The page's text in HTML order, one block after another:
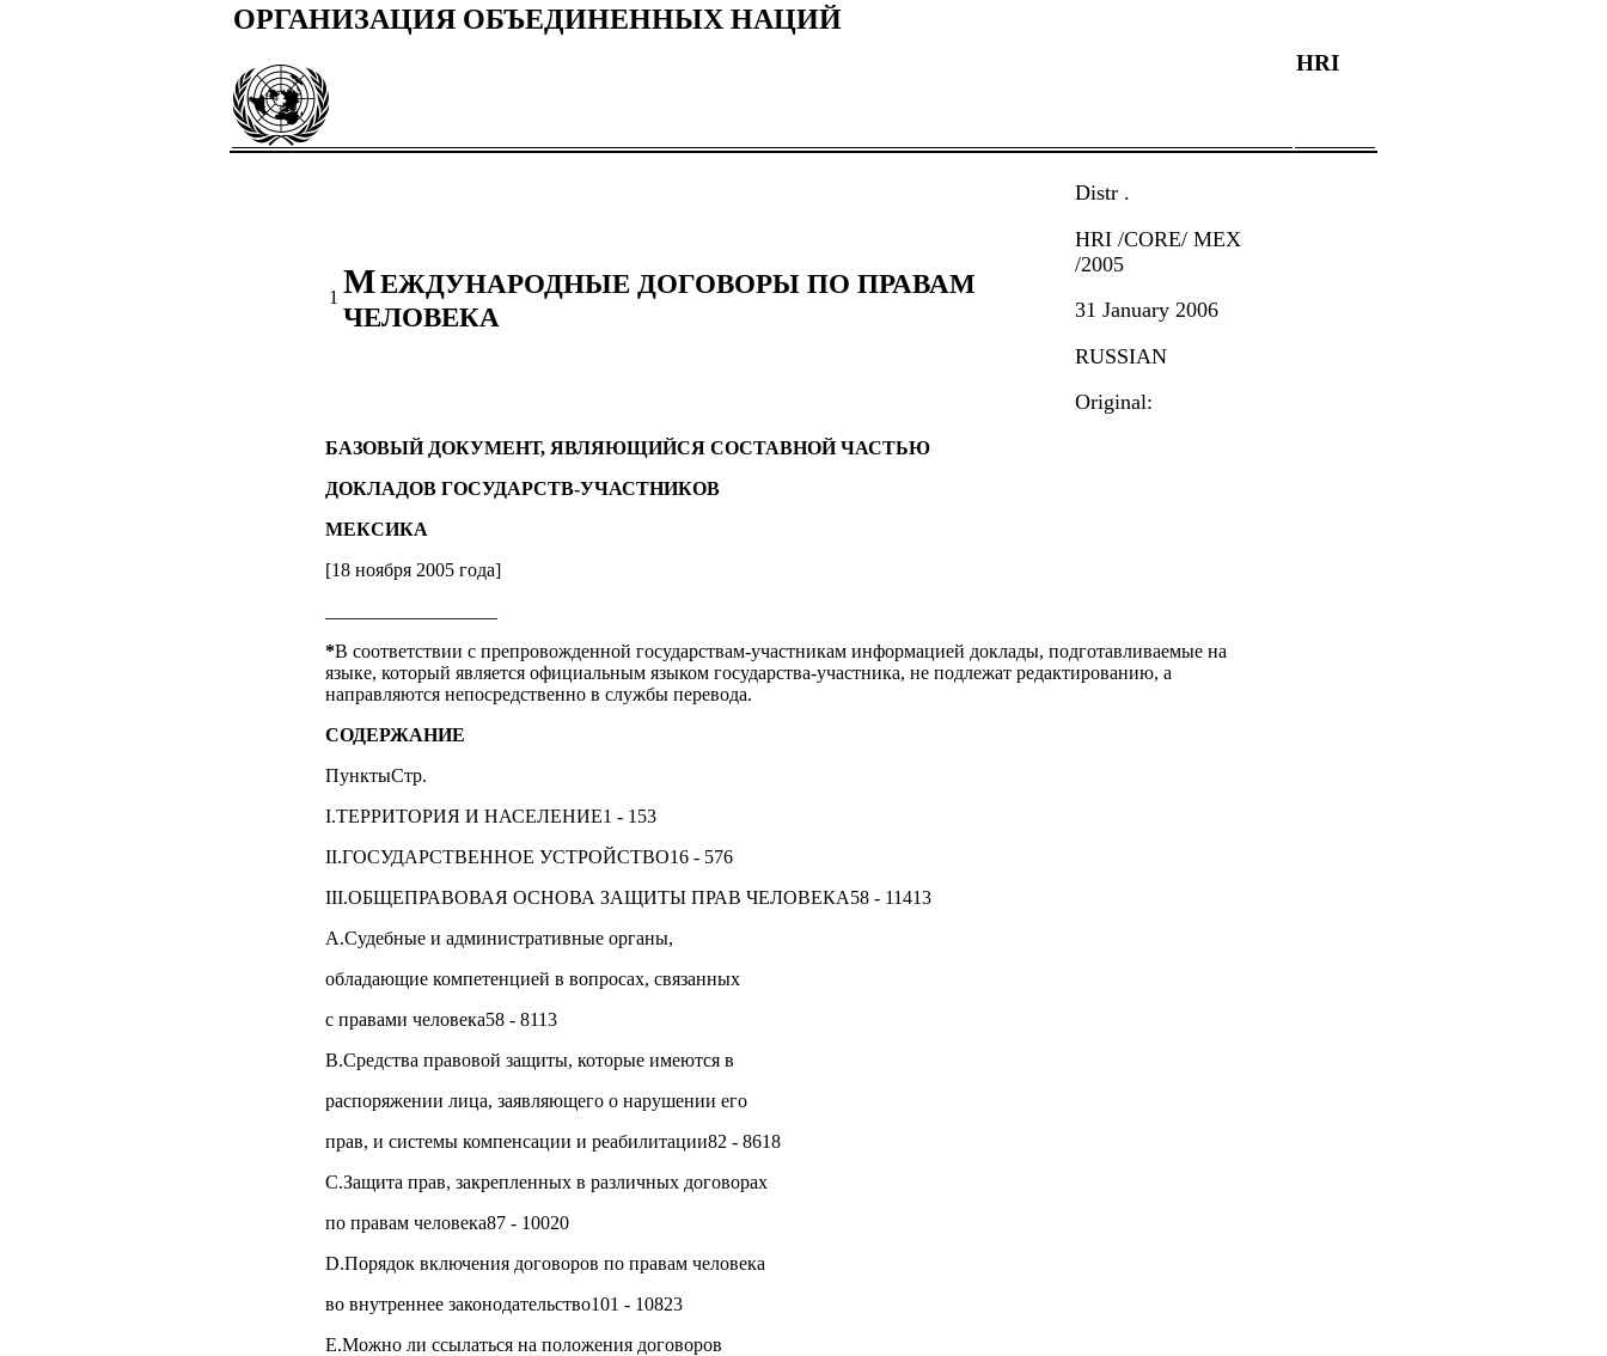
ОРГАНИЗАЦИЯ ОБЪЕДИНЕННЫХ НАЦИЙ
HRI
1 МЕЖДУНАРОДНЫЕ ДОГОВОРЫ ПО ПРАВАМ
ЧЕЛОВЕКА
Distr .
HRI /CORE/ MEX
/2005
31 January 2006
RUSSIAN
Original:
БАЗОВЫЙ ДОКУМЕНТ, ЯВЛЯЮЩИЙСЯ СОСТАВНОЙ ЧАСТЬЮ
ДОКЛАДОВ ГОСУДАРСТВ-УЧАСТНИКОВ
МЕКСИКА
[18 ноября 2005 года]
*В соответствии с препровожденной государствам-участникам информацией доклады, подготавливаемые на
языке, который является официальным языком государства-участника, не подлежат редактированию, а
направляются непосредственно в службы перевода.
СОДЕРЖАНИЕ
ПунктыСтр.
I.ТЕРРИТОРИЯ И НАСЕЛЕНИЕ1 - 153
II.ГОСУДАРСТВЕННОЕ УСТРОЙСТВО16 - 576
III.ОБЩЕПРАВОВАЯ ОСНОВА ЗАЩИТЫ ПРАВ ЧЕЛОВЕКА58 - 11413
А.Судебные и административные органы,
обладающие компетенцией в вопросах, связанных
с правами человека58 - 8113
В.Средства правовой защиты, которые имеются в
распоряжении лица, заявляющего о нарушении его
прав, и системы компенсации и реабилитации82 - 8618
С.Защита прав, закрепленных в различных договорах
по правам человека87 - 10020
D.Порядок включения договоров по правам человека
во внутреннее законодательство101 - 10823
E.Можно ли ссылаться на положения договоров